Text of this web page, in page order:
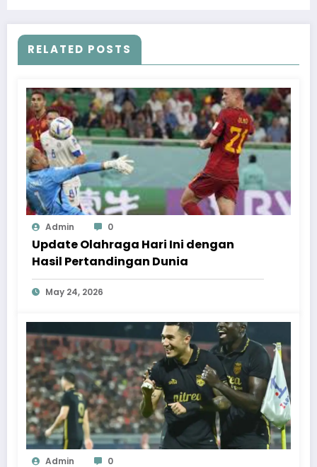
RELATED POSTS
Admin 0
Update Olahraga Hari Ini dengan
Hasil Pertandingan Dunia
May 24, 2026
Admin 0